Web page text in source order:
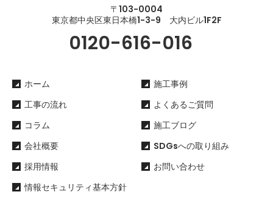
〒103-0004
東京都中央区東日本橋1-3-9 大内ビル1F2F
0120-616-016
ホーム
施工事例
工事の流れ
よくあるご質問
コラム
施工ブログ
会社概要
SDGsへの取り組み
採用情報
お問い合わせ
情報セキュリティ基本方針